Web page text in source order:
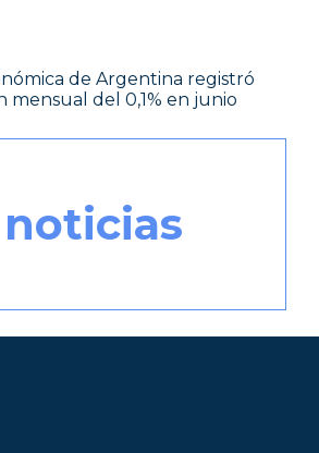
de Argentina registró
mensual del 0,1% en junio
noticias